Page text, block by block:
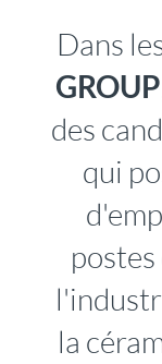
Dans
GROUP
des
qui
la